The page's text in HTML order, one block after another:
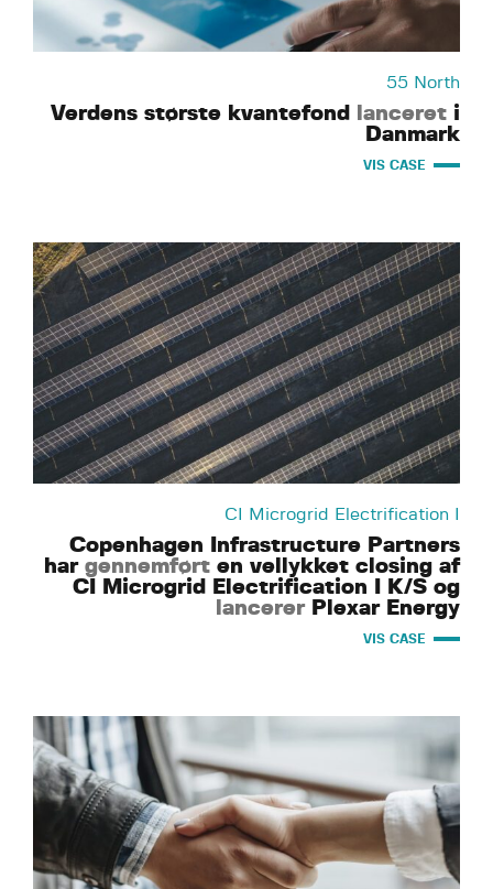
55 North
Verdens største kvantefond lanceret i
Danmark
VIS CASE
CI Microgrid Electrification I
Copenhagen Infrastructure Partners
har gennemført en vellykket closing af
CI Microgrid Electrification I K/S og
lancererPlexar Energy
VIS CASE